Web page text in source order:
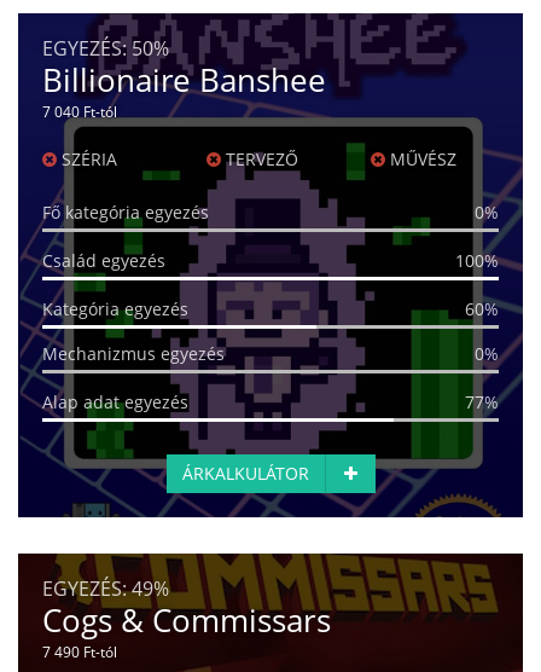
EGYEZÉS:50%
Billionaire Banshee
7 040 Ft-tól
SZÉRIA TERVEZŐ MŰVÉSZ
Fő kategória egyezés 0%
Család egyezés 100%
Kategória egyezés
60%
Mechanizmus egyezés
0%
Alap adat egyezés 77%
ÁRKALKULÁTOR
EGYEZÉS:49%
Cogs & Commissars
7 490 Ft-tól